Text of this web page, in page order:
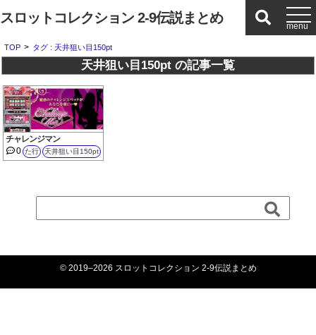
スロットコレクション 2-9伝説まとめ
TOP > タグ : 天井狙い目150pt
天井狙い目150pt の記事一覧
チャレンジマン
0 た行 天井狙い目150pt
© 2019–2026 スロットコレクション 2-9伝説まとめ